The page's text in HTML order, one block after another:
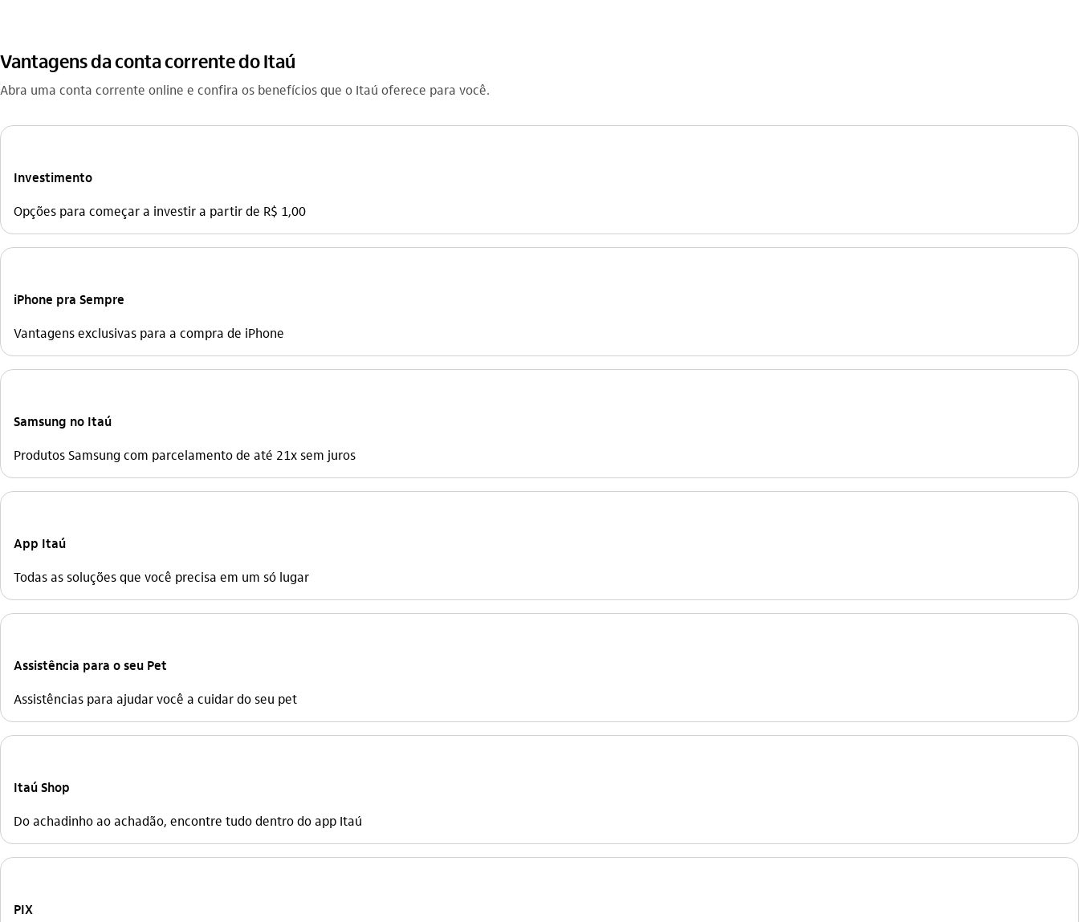
Vantagens da conta corrente do Itaú
Abra uma conta corrente online e confira os benefícios que o Itaú oferece para você.
Investimento
Opções para começar a investir a partir de R$ 1,00
iPhone pra Sempre
Vantagens exclusivas para a compra de iPhone
Samsung no Itaú
Produtos Samsung com parcelamento de até 21x sem juros
App Itaú
Todas as soluções que você precisa em um só lugar
Assistência para o seu Pet
Assistências para ajudar você a cuidar do seu pet
Itaú Shop
Do achadinho ao achadão, encontre tudo dentro do app Itaú​
PIX